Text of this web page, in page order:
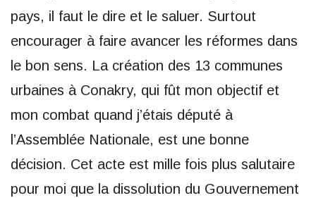
pays, il faut le dire et le saluer. Surtout
encourager à faire avancer les réformes dans
le bon sens. La création des 13 communes
urbaines à Conakry, qui fût mon objectif et
mon combat quand j’étais député à
l’Assemblée Nationale, est une bonne
décision. Cet acte est mille fois plus salutaire
pour moi que la dissolution du Gouvernement